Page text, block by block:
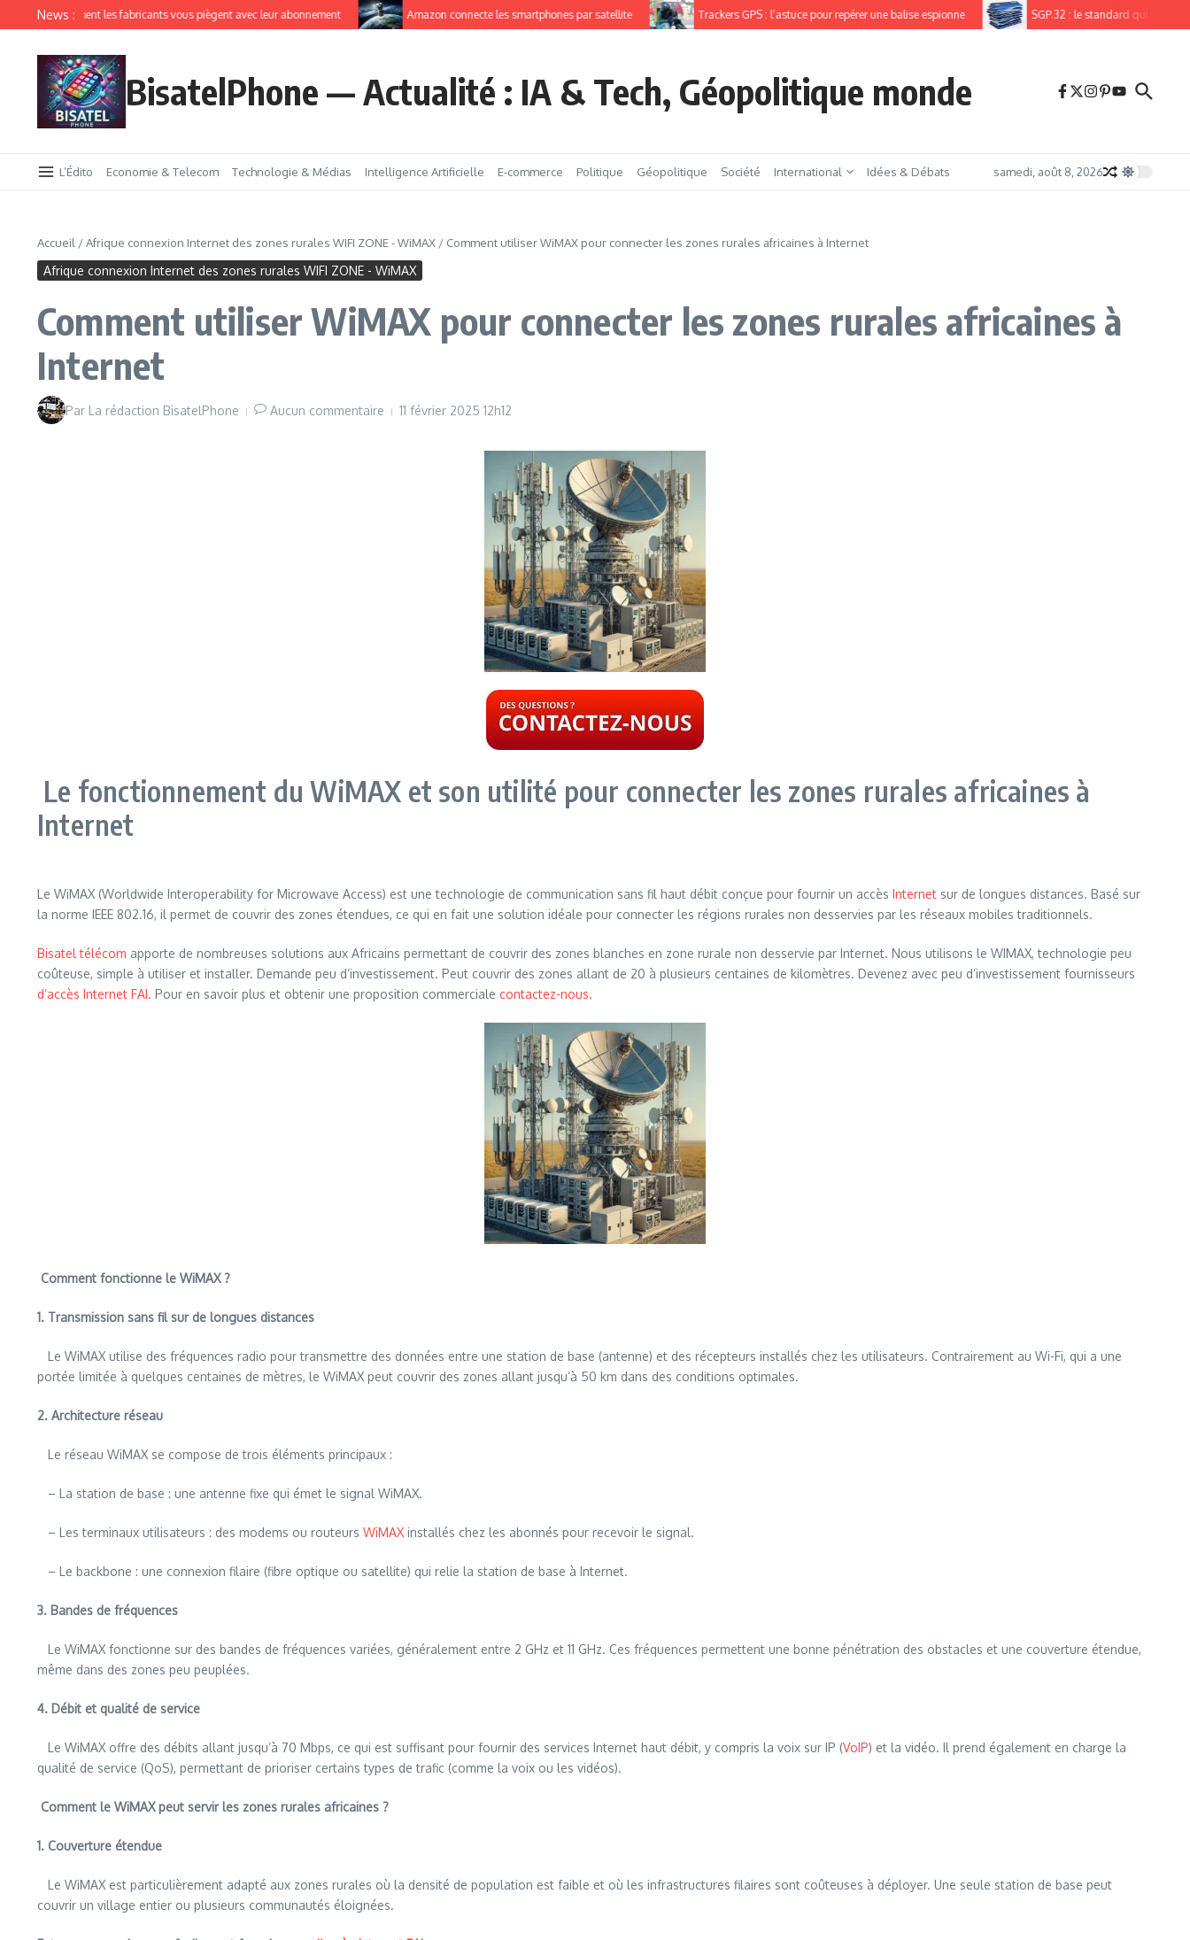
News :
IoT comment les fabricants vous piègent avec leur abonnement Amazon connecte les smartphones par satellite Trackers GPS : l’astuce pour repérer une balise espionne SGP.32 : le standard qui va enfin
BisatelPhone — Actualité : IA & Tech, Géopolitique monde
L’Édito Economie & Telecom Technologie & Médias Intelligence Artificielle E-commerce Politique Géopolitique Société International Idées & Débats samedi, août 8, 2026
Accueil /Afrique connexion Internet des zones rurales WIFI ZONE - WiMAX / Comment utiliser WiMAX pour connecter les zones rurales africaines à Internet
Afrique connexion Internet des zones rurales WIFI ZONE - WiMAX
Comment utiliser WiMAX pour connecter les zones rurales africaines à
Internet
Par La rédaction BisatelPhone Aucun commentaire 11 février 2025 12h12
Le fonctionnement du WiMAX et son utilité pour connecter les zones rurales africaines à
Internet
Le WiMAX (Worldwide Interoperability for Microwave Access) est une technologie de communication sans fil haut débit conçue pour fournir un accès Internet sur de longues distances. Basé sur
la norme IEEE 802.16, il permet de couvrir des zones étendues, ce qui en fait une solution idéale pour connecter les régions rurales non desservies par les réseaux mobiles traditionnels.
Bisatel télécom apporte de nombreuses solutions aux Africains permettant de couvrir des zones blanches en zone rurale non desservie par Internet. Nous utilisons le WIMAX, technologie peu
coûteuse, simple à utiliser et installer. Demande peu d’investissement. Peut couvrir des zones allant de 20 à plusieurs centaines de kilomètres. Devenez avec peu d’investissement fournisseurs
d’accès Internet FAI. Pour en savoir plus et obtenir une proposition commerciale contactez-nous.
Comment fonctionne le WiMAX ?
1. Transmission sans fil sur de longues distances
Le WiMAX utilise des fréquences radio pour transmettre des données entre une station de base (antenne) et des récepteurs installés chez les utilisateurs. Contrairement au Wi-Fi, qui a une
portée limitée à quelques centaines de mètres, le WiMAX peut couvrir des zones allant jusqu’à 50 km dans des conditions optimales.
2. Architecture réseau
Le réseau WiMAX se compose de trois éléments principaux :
– La station de base : une antenne fixe qui émet le signal WiMAX.
– Les terminaux utilisateurs : des modems ou routeurs WiMAX installés chez les abonnés pour recevoir le signal.
– Le backbone : une connexion filaire (fibre optique ou satellite) qui relie la station de base à Internet.
3. Bandes de fréquences
Le WiMAX fonctionne sur des bandes de fréquences variées, généralement entre 2 GHz et 11 GHz. Ces fréquences permettent une bonne pénétration des obstacles et une couverture étendue,
même dans des zones peu peuplées.
4. Débit et qualité de service
Le WiMAX offre des débits allant jusqu’à 70 Mbps, ce qui est suffisant pour fournir des services Internet haut débit, y compris la voix sur IP (VoIP) et la vidéo. Il prend également en charge la
qualité de service (QoS), permettant de prioriser certains types de trafic (comme la voix ou les vidéos).
Comment le WiMAX peut servir les zones rurales africaines ?
1. Couverture étendue
Le WiMAX est particulièrement adapté aux zones rurales où la densité de population est faible et où les infrastructures filaires sont coûteuses à déployer. Une seule station de base peut
couvrir un village entier ou plusieurs communautés éloignées.